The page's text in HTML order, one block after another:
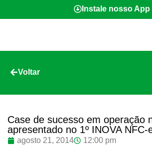
Instale nosso App
Voltar
Case de sucesso em operação
apresentado no 1º INOVA NFC-
agosto 21, 2014 12:00 pm